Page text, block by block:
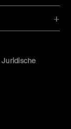
Juridische